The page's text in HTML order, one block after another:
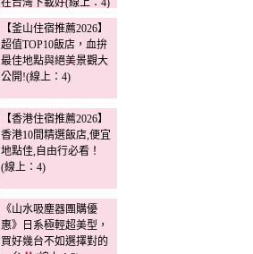
在台灣下載好(線上：4)
【釜山住宿推薦2026】
超值TOP10飯店，血拚
最佳地點與絕美景觀大
公開!(線上：4)
【香港住宿推薦2026】
香港10間精選飯店,便宜
地點佳,自由行必看！
(線上：4)
《山水吸塵器團購優
惠》日系極輕超美型，
買好幾台不如選擇對的